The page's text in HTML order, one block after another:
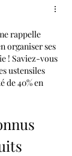
rappelle
organiser ses
! Saviez-vous
ustensiles
de 40% en